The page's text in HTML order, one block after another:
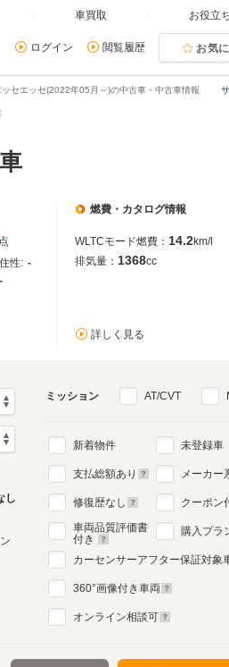
車買取 お役立
ログイン 閲覧履歴 お気
セエッセ(2022年05月～)の中古車・中古車情報
点
性: -
-
燃費・カタログ情報
WLTCモード燃費： 14.2km/l
排気量： 1368cc
詳しく見る
し
ミッション AT/CVT
新着物件
支払総額あり
修復歴なし
車両品質評価書
付き
未登録車
メーカー
クーポン
購入プラ
カーセンサーアフター保証対象
360°画像付き車両
オンライン相談可